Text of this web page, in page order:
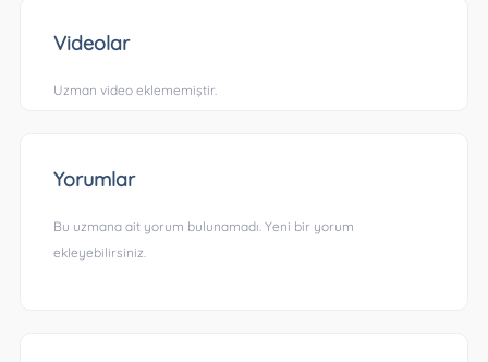
Videolar
Uzman video eklememiştir.
Yorumlar
Bu uzmana ait yorum bulunamadı. Yeni bir yorum
ekleyebilirsiniz.